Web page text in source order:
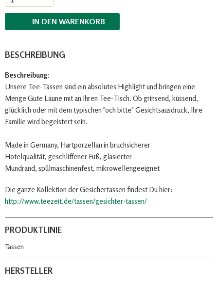
IN DEN WARENKORB
BESCHREIBUNG
Beschreibung:
Unsere Tee-Tassen sind ein absolutes Highlight und bringen eine
Menge Gute Laune mit an Ihren Tee-Tisch. Ob grinsend, küssend,
glücklich oder mit dem typischen "och bitte" Gesichtsausdruck, Ihre
Familie wird begeistert sein.
Made in Germany, Hartporzellan in bruchsicherer
Hotelqualität, geschliffener Fuß, glasierter
Mundrand, spülmaschinenfest, mikrowellengeeignet
Die ganze Kollektion der Gesichertassen findest Du hier:
http://www.teezeit.de/tassen/gesichter-tassen/
PRODUKTLINIE
Tassen
HERSTELLER